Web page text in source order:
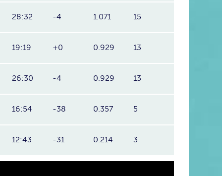
28:32 -4 1.071 15
19:19 +0 0.929 13
26:30 -4 0.929 13
16:54 -38 0.357 5
12:43 -31 0.214 3